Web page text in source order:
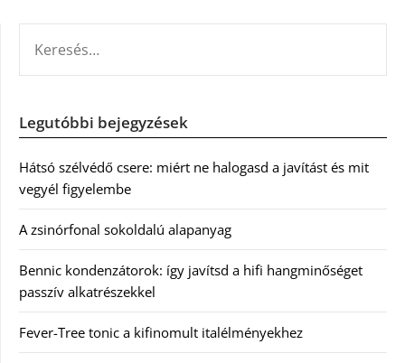
Legutóbbi bejegyzések
Hátsó szélvédő csere: miért ne halogasd a javítást és mit
vegyél figyelembe
A zsinórfonal sokoldalú alapanyag
Bennic kondenzátorok: így javítsd a hifi hangminőséget
passzív alkatrészekkel
Fever-Tree tonic a kifinomult italélményekhez